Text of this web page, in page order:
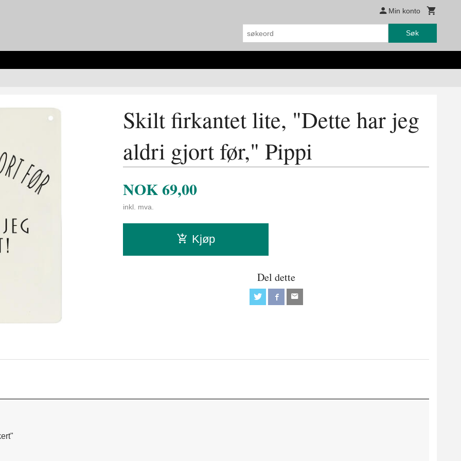
Min konto
Søk
Skilt firkantet lite, "Dette har jeg
aldri gjort før," Pippi
NOK69,00
inkl. mva.
Kjøp
Del dette